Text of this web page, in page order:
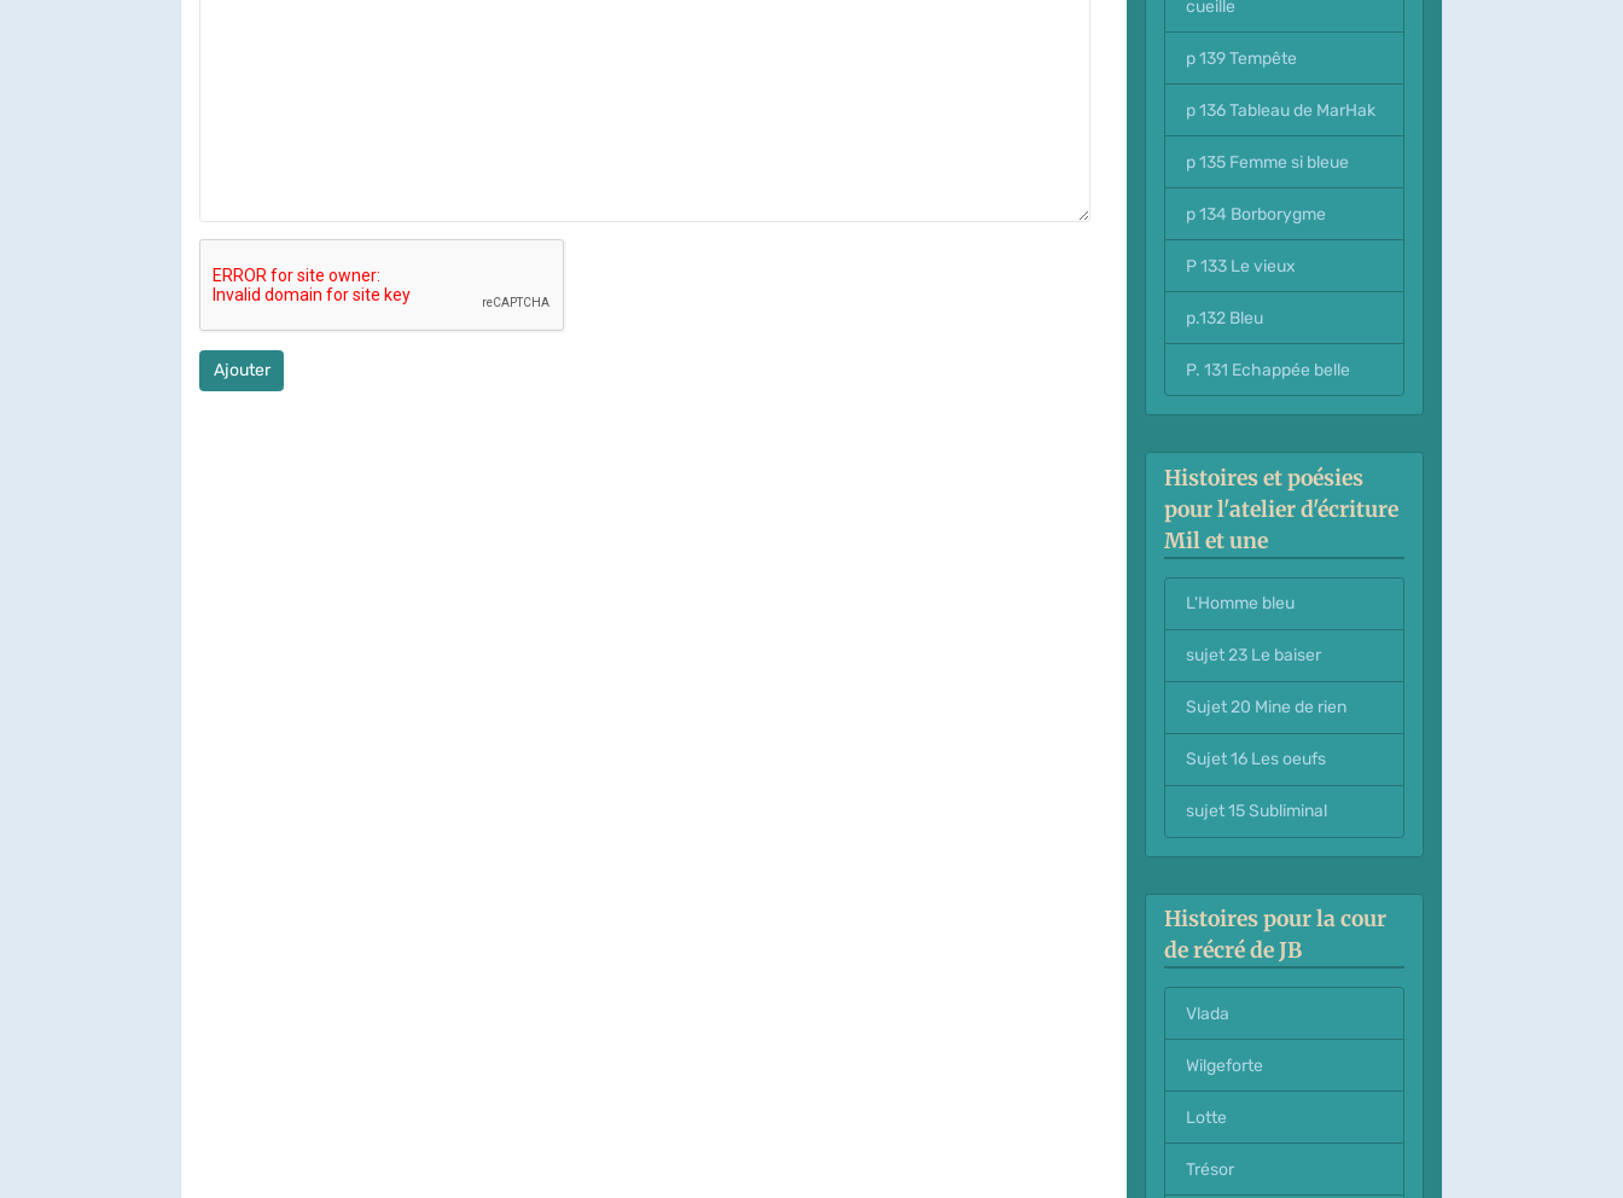
Ajouter
cueille
p 139 Tempête
p 136 Tableau de MarHak
p 135 Femme si bleue
p 134 Borborygme
P 133 Le vieux
p.132 Bleu
P. 131 Echappée belle
Histoires et poésies
pour l'atelier d'écriture
Mil et une
L'Homme bleu
sujet 23 Le baiser
Sujet 20 Mine de rien
Sujet 16 Les oeufs
sujet 15 Subliminal
Histoires pour la cour
de récré de JB
Vlada
Wilgeforte
Lotte
Trésor